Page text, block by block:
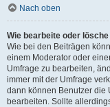
Nach oben
Wie bearbeite oder
Wie bei den Beiträgen
einem Moderator oder
Umfrage zu bearbeiten,
immer mit der Umfrage
dann können Benutzer die
bearbeiten. Sollte